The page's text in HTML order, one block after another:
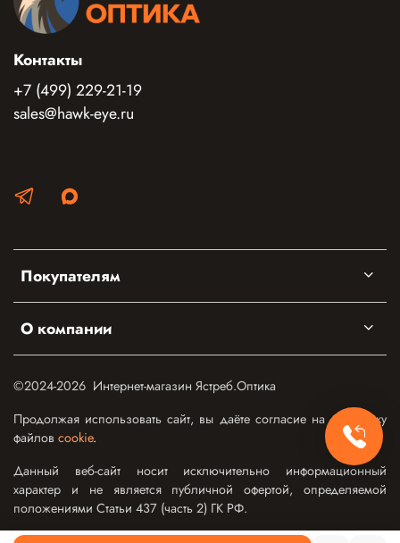
Покупателям
О компании
Контакты
+7 (499) 229-21-19
sales@hawk-eye.ru
©2024-2026 Интернет-магазин Ястреб.Оптика
Продолжая использовать сайт, вы даёте согласие на обработку
файлов cookie.
Данный веб-сайт носит исключительно информационный
характер и не является публичной офертой, определяемой
положениями Статьи 437 (часть 2) ГК РФ.